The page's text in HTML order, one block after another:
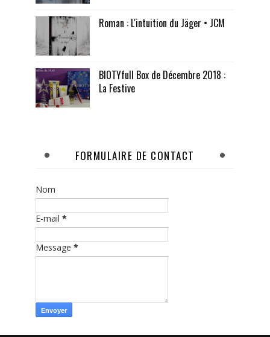
Roman : L'intuition du Jäger • JCM
BIOTYfull Box de Décembre 2018 :
La Festive
FORMULAIRE DE CONTACT
Nom
E-mail *
Message *